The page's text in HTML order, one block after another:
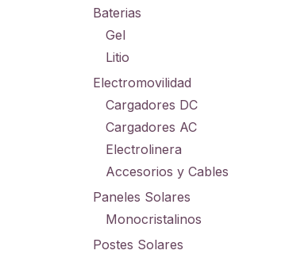
Baterias
Gel
Litio
Electromovilidad
Cargadores DC
Cargadores AC
Electrolinera
Accesorios y Cables
Paneles Solares
Monocristalinos
Postes Solares